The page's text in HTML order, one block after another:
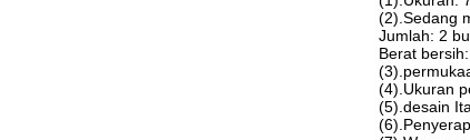
(2).Sedang
Jumlah: 2
Berat
(4).Ukuran
(5).desain